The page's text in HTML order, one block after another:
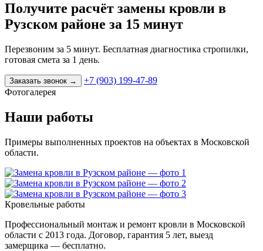
Получите расчёт замены кровли в
Рузском районе за 15 минут
Перезвоним за 5 минут. Бесплатная диагностика стропилки,
готовая смета за 1 день.
Заказать звонок →
+7 (903) 199-47-89
Фотогалерея
Наши работы
Примеры выполненных проектов на объектах в Московской
области.
Кровельные работы
Профессиональный монтаж и ремонт кровли в Московской
области с 2013 года. Договор, гарантия 5 лет, выезд
замерщика — бесплатно.